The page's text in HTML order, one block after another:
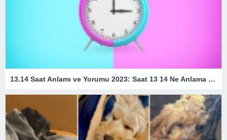
13.14 Saat Anlamı ve Yorumu 2023: Saat 13 14 Ne Anlama Gelir?